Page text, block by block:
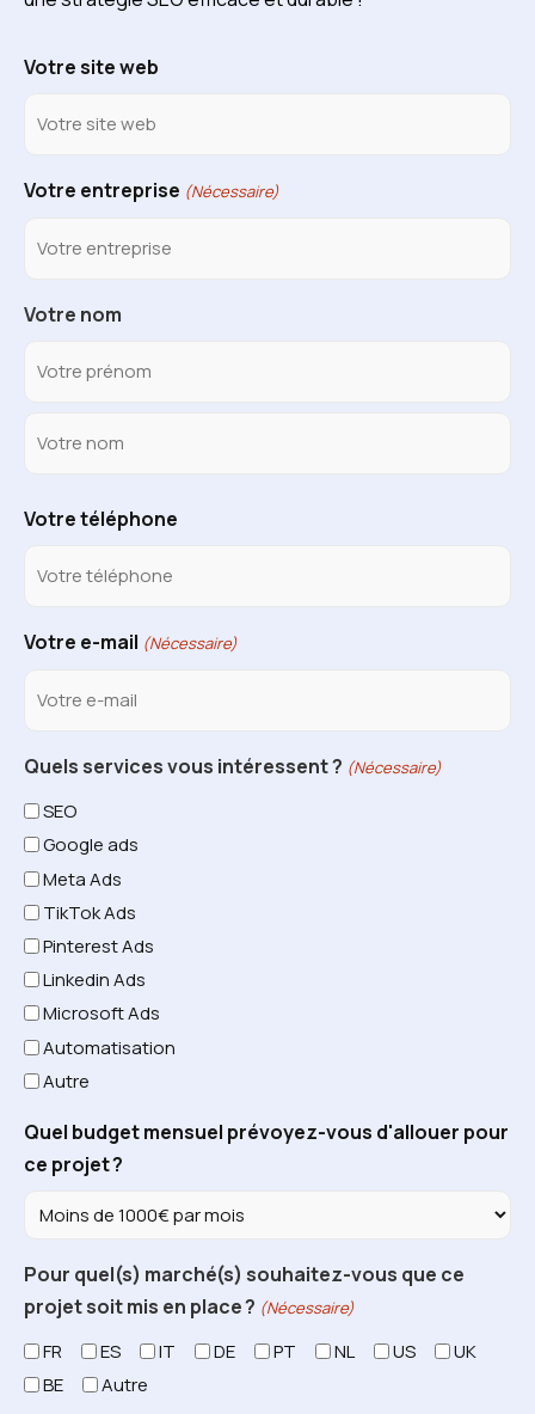
Votre site web
Votre entreprise (Nécessaire)
Votre nom
Votre téléphone
Votre e-mail (Nécessaire)
Quels services vous intéressent ? (Nécessaire)
SEO
Google ads
Meta Ads
TikTok Ads
Pinterest Ads
Linkedin Ads
Microsoft Ads
Automatisation
Autre
Quel budget mensuel prévoyez-vous d'allouer pour
ce projet ?
Pour quel(s) marché(s) souhaitez-vous que ce
projet soit mis en place ? (Nécessaire)
FR ES IT DE PT NL US
UK
BE
Autre